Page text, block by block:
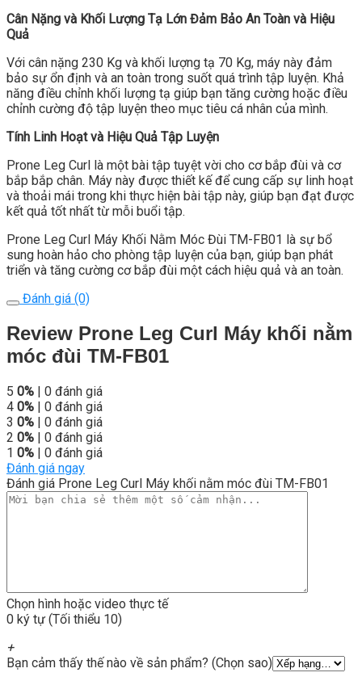
Cân Nặng và Khối Lượng Tạ Lớn Đảm Bảo An Toàn và Hiệu
Quả
Với cân nặng 230 Kg và khối lượng tạ 70 Kg, máy này đảm
bảo sự ổn định và an toàn trong suốt quá trình tập luyện. Khả
năng điều chỉnh khối lượng tạ giúp bạn tăng cường hoặc điều
chỉnh cường độ tập luyện theo mục tiêu cá nhân của mình.
Tính Linh Hoạt và Hiệu Quả Tập Luyện
Prone Leg Curl là một bài tập tuyệt vời cho cơ bắp đùi và cơ
bắp bắp chân. Máy này được thiết kế để cung cấp sự linh hoạt
và thoải mái trong khi thực hiện bài tập này, giúp bạn đạt được
kết quả tốt nhất từ mỗi buổi tập.
Prone Leg Curl Máy Khối Nằm Móc Đùi TM-FB01 là sự bổ
sung hoàn hảo cho phòng tập luyện của bạn, giúp bạn phát
triển và tăng cường cơ bắp đùi một cách hiệu quả và an toàn.
Đánh giá (0)
Review Prone Leg Curl Máy khối nằm
móc đùi TM-FB01
5 0% | 0 đánh giá
4 0% | 0 đánh giá
3 0% | 0 đánh giá
2 0% | 0 đánh giá
1 0% | 0 đánh giá
Đánh giá ngay
Đánh giá Prone Leg Curl Máy khối nằm móc đùi TM-FB01
Chọn hình hoặc video thực tế
0 ký tự (Tối thiểu 10)
+
Bạn cảm thấy thế nào về sản phẩm? (Chọn sao)